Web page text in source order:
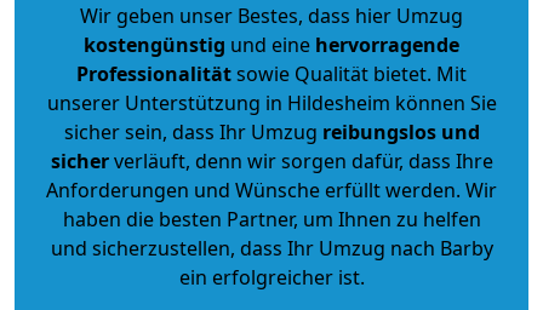
Wir geben unser Bestes, dass hier Umzug
kostengünstig und eine hervorragende
Professionalitätsowie Qualität bietet. Mit
unserer Unterstützung in Hildesheim können Sie
sicher sein, dass Ihr Umzug reibungslos und
sicherverläuft, denn wir sorgen dafür, dass Ihre
Anforderungen und Wünsche erfüllt werden. Wir
haben die besten Partner, um Ihnen zu helfen
und sicherzustellen, dass Ihr Umzug nach Barby
ein erfolgreicher ist.